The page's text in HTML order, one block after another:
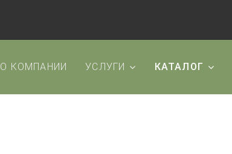
О КОМПАНИИ УСЛУГИ КАТАЛОГ